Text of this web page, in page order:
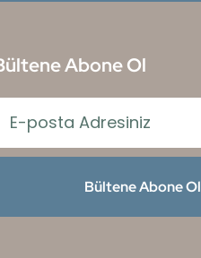
Abone Ol
Bültene Abone Ol